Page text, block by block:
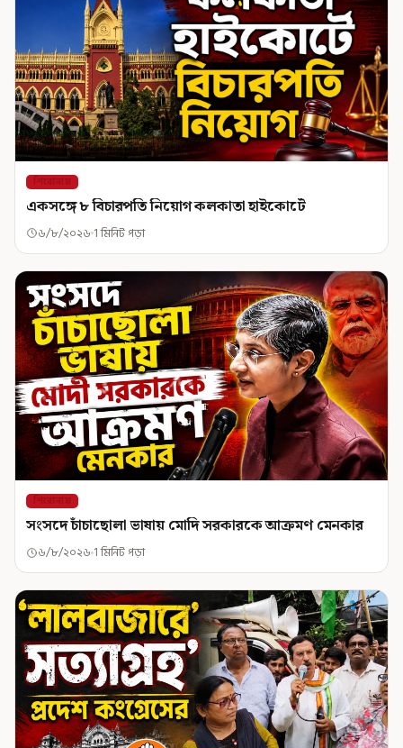
শিরোনাম
একসঙ্গে ৮ বিচারপতি নিয়োগ কলকাতা হাইকোর্টে
৬/৮/২০২৬ 1 মিনিট পড়া
শিরোনাম
সংসদে চাঁচাছোলা ভাষায় মোদি সরকারকে আক্রমণ মেনকার
৬/৮/২০২৬ 1 মিনিট পড়া